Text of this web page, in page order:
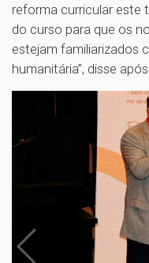
reforma curricular este
do curso para que os
estejam familiarizados
humanitária”, disse